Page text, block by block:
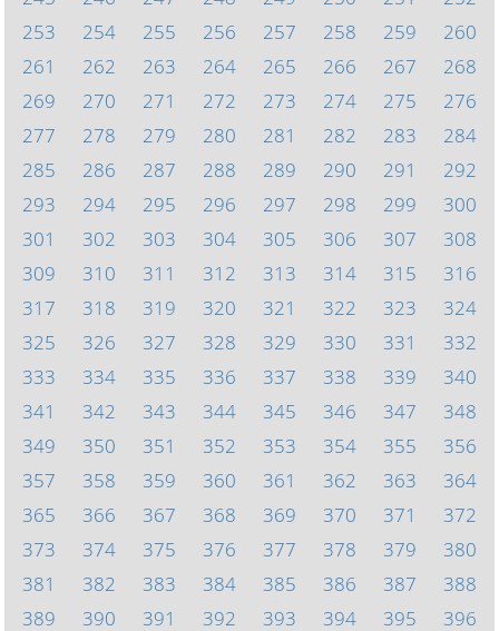
253
254 255 256 257 258 259
260
261
262 263 264 265 266 267
268
269
270 271 272 273 274 275
276
277
278 279 280 281 282 283
284
285
286 287 288 289 290 291
292
293
294 295 296 297 298 299
300
301
302 303 304 305 306 307
308
309
310 311 312 313 314 315
316
317
318 319 320 321 322 323
324
325
326 327 328 329 330 331
332
333
334 335 336 337 338 339
340
341
342 343 344 345 346 347
348
349
350 351 352 353 354 355
356
357
358 359 360 361 362 363
364
365
366 367 368 369 370 371
372
373
374 375 376 377 378 379
380
381
382 383 384 385 386 387
388
389
390 391 392 393 394 395 396